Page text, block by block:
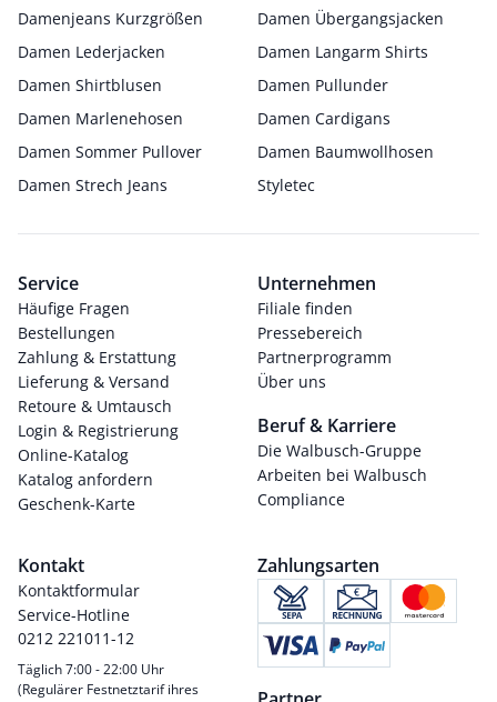
Damenjeans Kurzgrößen
Damen Übergangsjacken
Damen Lederjacken
Damen Langarm Shirts
Damen Shirtblusen
Damen Pullunder
Damen Marlenehosen
Damen Cardigans
Damen Sommer Pullover
Damen Baumwollhosen
Damen Strech Jeans
Styletec
Service
Häufige Fragen
Bestellungen
Zahlung & Erstattung
Lieferung & Versand
Retoure & Umtausch
Login & Registrierung
Online-Katalog
Katalog anfordern
Geschenk-Karte
Unternehmen
Filiale finden
Pressebereich
Partnerprogramm
Über uns
Beruf & Karriere
Die Walbusch-Gruppe
Arbeiten bei Walbusch
Compliance
Kontakt
Kontaktformular
Service-Hotline
0212 221011-12
Täglich 7:00 - 22:00 Uhr
(Regulärer Festnetztarif ihres
Zahlungsarten